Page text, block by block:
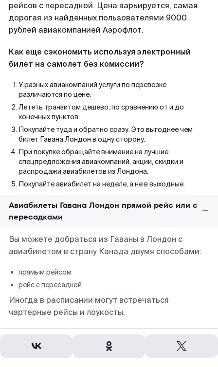
рейсов с пересадкой. Цена варьируется, самая
дорогая из найденных пользователями 9000
рублей авиакомпанией Аэрофлот.
Как еще сэкономить используя электронный
билет на самолет без комиссии?
У разных авиакомпаний услуги по перевозке
различаются по цене.
Лететь транзитом дешево, по сравнению от и до
конечных пунктов.
Покупайте туда и обратно сразу. Это выгоднее чем
билет Гавана Лондон в одну сторону.
При покупке обращайте внимание на лучшие
спецпредложения авиакомпаний, акции, скидки и
распродажи авиабилетов из Лондона.
Покупайте авиабилет на неделе, а не в выходные.
Авиабилеты Гавана Лондон прямой рейс или с
пересадками
Вы можете добраться из Гаваны в Лондон с
авиабилетом в страну Канада двумя способами:
прямым рейсом
рейс с пересадкой
Иногда в расписании могут встречаться
чартерные рейсы и лоукосты.